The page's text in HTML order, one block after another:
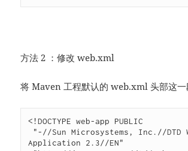
方法 2 ：修改 web.xml
将 Maven 工程默认的 web.xml 头部这一
<!DOCTYPE web-app PUBLIC
Application 2.3//EN"